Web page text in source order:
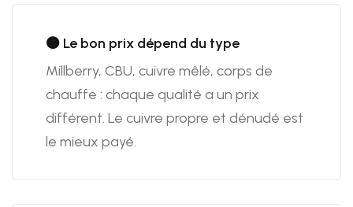
🟠 Le bon prix dépend du type
Millberry, CBU, cuivre mêlé, corps de
chauffe : chaque qualité a un prix
différent. Le cuivre propre et dénudé est
le mieux payé.